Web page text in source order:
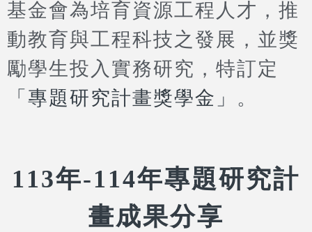
基金會為培育資源工程人才，推
動教育與工程科技之發展，並獎
勵學生投入實務研究，特訂定
「專題研究計畫獎學金」 。
113年-114年專題研究計
畫成果分享